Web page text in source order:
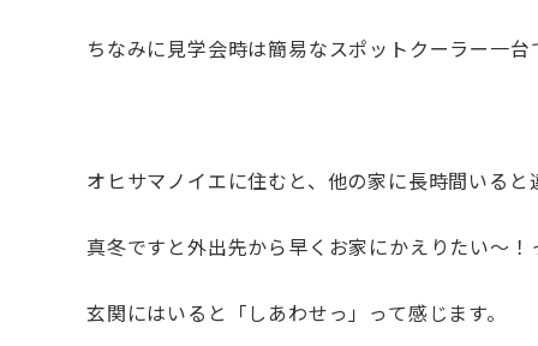
ちなみに見学会時は簡易なスポットクーラー一台
オヒサマノイエに住むと、他の家に長時間いると
真冬ですと外出先から早くお家にかえりたい～！
玄関にはいると「しあわせっ」って感じます。